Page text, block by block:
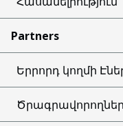
Partners
Երրորդ կողմի